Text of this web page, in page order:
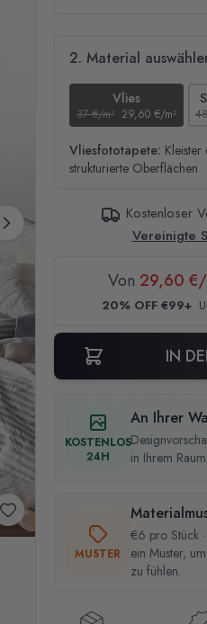
2. Material
Vlies
37 €/m² 29,60 €/m²
Vliesfototapete:
strukturierte Oberflächen
Kostenloser
Vereinigte
Von 29,60 €/
20% OFF €99+
IN
KOSTENLOS
24H
An Ihrer
in Ihrem
MUSTER
€6 pro Stück
ein Muster,
zu fühlen.